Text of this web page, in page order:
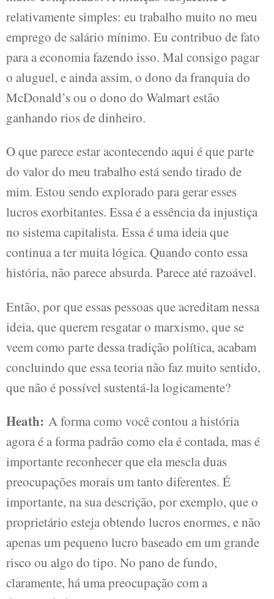
relativamente simples: eu trabalho muito no meu
emprego de salário mínimo. Eu contribuo de fato
para a economia fazendo isso. Mal consigo pagar
o aluguel, e ainda assim, o dono da franquia do
McDonald’s ou o dono do Walmart estão
ganhando rios de dinheiro.
O que parece estar acontecendo aqui é que parte
do valor do meu trabalho está sendo tirado de
mim. Estou sendo explorado para gerar esses
lucros exorbitantes. Essa é a essência da injustiça
no sistema capitalista. Essa é uma ideia que
continua a ter muita lógica. Quando conto essa
história, não parece absurda. Parece até razoável.
Então, por que essas pessoas que acreditam nessa
ideia, que querem resgatar o marxismo, que se
veem como parte dessa tradição política, acabam
concluindo que essa teoria não faz muito sentido,
que não é possível sustentá-la logicamente?
Heath: A forma como você contou a história
agora é a forma padrão como ela é contada, mas é
importante reconhecer que ela mescla duas
preocupações morais um tanto diferentes. É
importante, na sua descrição, por exemplo, que o
proprietário esteja obtendo lucros enormes, e não
apenas um pequeno lucro baseado em um grande
risco ou algo do tipo. No pano de fundo,
claramente, há uma preocupação com a